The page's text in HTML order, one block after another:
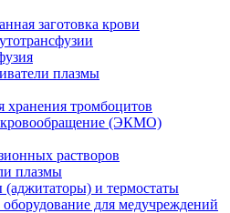
заготовка крови
плазмы
хранения тромбоцитов
кровообращение (ЭКМО)
растворов
плазмы
и термостаты
для медучреждений